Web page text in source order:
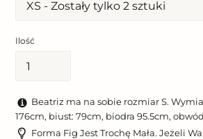
Ilość
Beatriz ma na sobie rozmiar S.
176cm, biust: 79cm, biodra 95.5cm,
Forma Fig Jest Trochę Mała. Jeżeli